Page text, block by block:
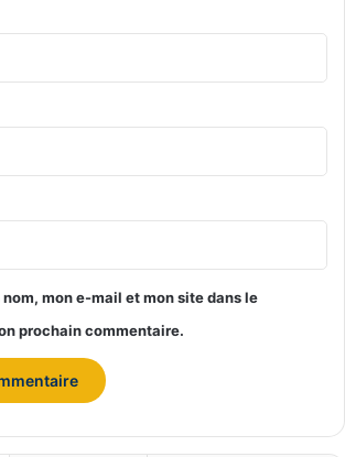
mon e-mail et mon site dans le
prochain commentaire.